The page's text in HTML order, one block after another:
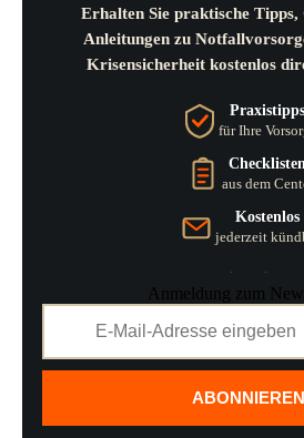
Erhalten Sie praktische Tipps,
Anleitungen zu
Krisensicherheit kostenlos
Praxistipps
für Ihre
Checklisten
aus dem
Kostenlos
jederzeit
Anmeldung zum
ABONNIEREN